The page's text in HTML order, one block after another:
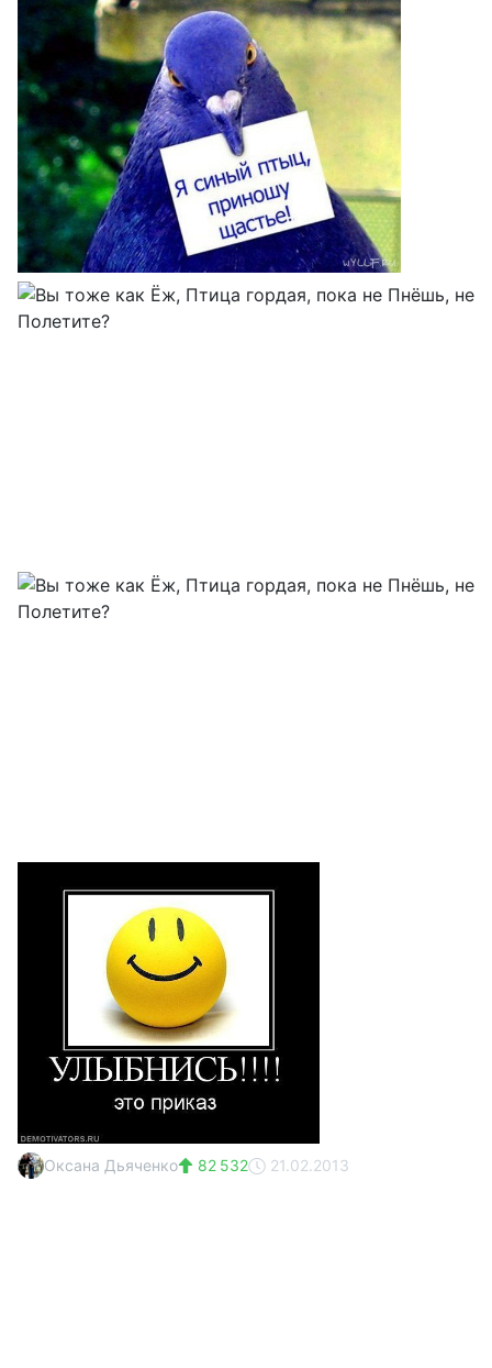
Оксана Дьяченко 82 532 21.02.2013